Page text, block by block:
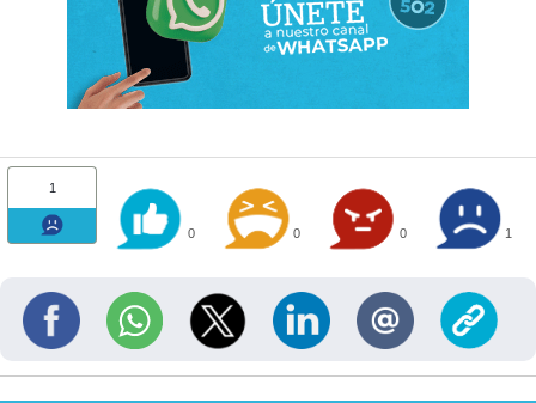
1
0 0 0 1